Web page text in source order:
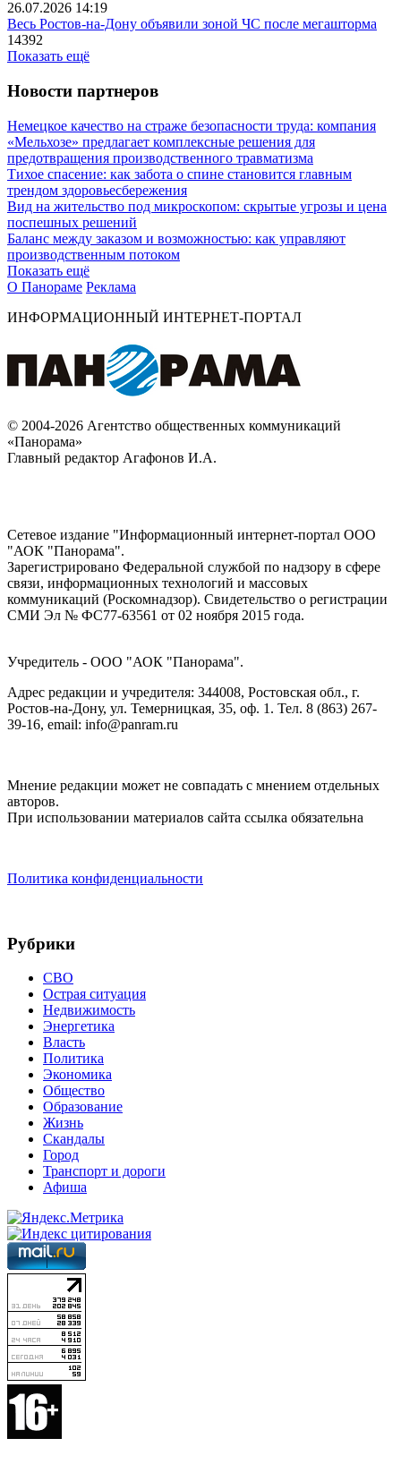
26.07.2026 14:19
Весь Ростов-на-Дону объявили зоной ЧС после мегашторма
14392
Показать ещё
Новости партнеров
Немецкое качество на страже безопасности труда: компания
«Мельхозе» предлагает комплексные решения для
предотвращения производственного травматизма
Тихое спасение: как забота о спине становится главным
трендом здоровьесбережения
Вид на жительство под микроскопом: скрытые угрозы и цена
поспешных решений
Баланс между заказом и возможностью: как управляют
производственным потоком
Показать ещё
О Панораме Реклама
ИНФОРМАЦИОННЫЙ ИНТЕРНЕТ-ПОРТАЛ
© 2004-2026 Агентство общественных коммуникаций
«Панорама»
Главный редактор Агафонов И.А.
Сетевое издание "Информационный интернет-портал ООО
"АОК "Панорама".
Зарегистрировано Федеральной службой по надзору в сфере
связи, информационных технологий и массовых
коммуникаций (Роскомнадзор). Cвидетельство о регистрации
СМИ Эл № ФС77-63561 от 02 ноября 2015 года.
Учредитель - ООО "АОК "Панорама".
Адрес редакции и учредителя: 344008, Ростовская обл., г.
Ростов-на-Дону, ул. Темерницкая, 35, оф. 1. Тел. 8 (863) 267-
39-16, email: info@panram.ru
Мнение редакции может не совпадать с мнением отдельных
авторов.
При использовании материалов сайта ссылка обязательна
Политика конфиденциальности
Рубрики
СВО
Острая ситуация
Недвижимость
Энергетика
Власть
Политика
Экономика
Общество
Образование
Жизнь
Скандалы
Город
Транспорт и дороги
Афиша